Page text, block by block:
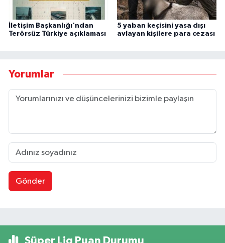
İletişim Başkanlığı'ndan
Terörsüz Türkiye açıklaması
5 yaban keçisini yasa dışı
avlayan kişilere para cezası
Yorumlar
Gönder
Süper Lig Puan Durumu